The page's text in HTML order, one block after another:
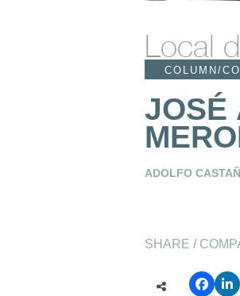
Local
COLUMN/
JOSÉ
ADOLFO
SHARE /